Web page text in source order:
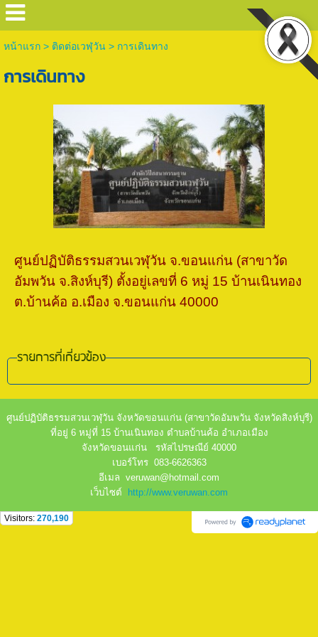
หน้าแรก > ติดต่อเวฬุวัน> การเดินทาง
การเดินทาง
ศูนย์ปฏิบัติธรรมสวนเวฬุวัน จ.ขอนแก่น (สาขาวัด
อัมพวัน จ.สิงห์บุรี) ตั้งอยู่เลขที่ 6 หมู่ 15 บ้านเนินทอง
ต.บ้านค้อ อ.เมือง จ.ขอนแก่น 40000
รายการที่เกี่ยวข้อง
ศูนย์ปฏิบัติธรรมสวนเวฬุวัน จังหวัดขอนแก่น (สาขาวัดอัมพวัน จังหวัดสิงห์บุรี)
ที่อยู่ 6 หมู่ที่ 15 บ้านเนินทอง ตำบลบ้านค้อ อำเภอเมือง
จังหวัดขอนแก่น รหัสไปรษณีย์ 40000
เบอร์โทร 083-6626363
อีเมล veruwan@hotmail.com
เว็บไซต์
http://www.veruwan.com
Visitors: 270,190